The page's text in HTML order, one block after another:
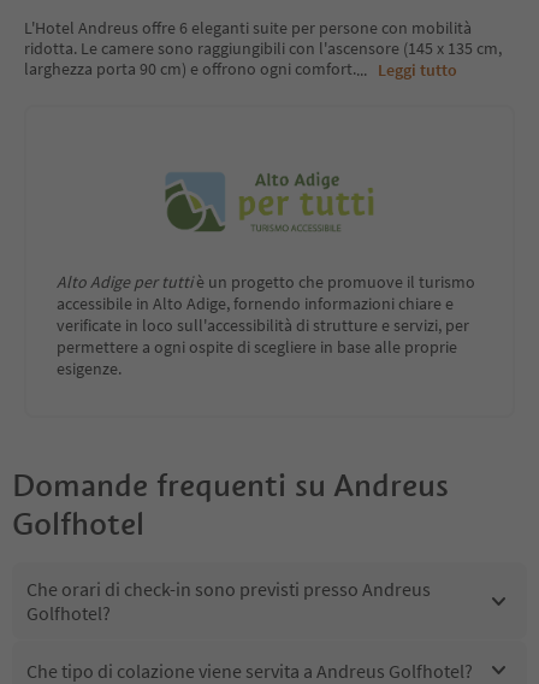
L'Hotel Andreus offre 6 eleganti suite per persone con mobilità
ridotta. Le camere sono raggiungibili con l'ascensore (145 x 135 cm,
larghezza porta 90 cm) e offrono ogni comfort.... Leggi tutto
Alto Adige per tuttiè un progetto che promuove il turismo
accessibile in Alto Adige, fornendo informazioni chiare e
verificate in loco sull'accessibilità di strutture e servizi, per
permettere a ogni ospite di scegliere in base alle proprie
esigenze.
Domande frequenti su Andreus
Golfhotel
Che orari di check-in sono previsti presso Andreus
Golfhotel?
Che tipo di colazione viene servita a Andreus Golfhotel?